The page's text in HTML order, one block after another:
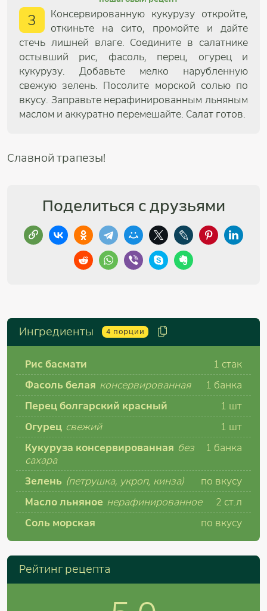
3
Консервированную кукурузу откройте,
откиньте на сито, промойте и дайте
стечь лишней влаге. Соедините в салатнике
остывший рис, фасоль, перец, огурец и
кукурузу. Добавьте мелко нарубленную
свежую зелень. Посолите морской солью по
вкусу. Заправьте нерафинированным льняным
маслом и аккуратно перемешайте. Салат готов.
Славной трапезы!
Поделиться с друзьями
Ингредиенты 4 порции
Рис басмати 1 стак
Фасоль белая консервированная 1 банка
Перец болгарский красный
1 шт
Огурец свежий 1 шт
Кукуруза консервированная без
сахара
1 банка
Зелень (петрушка, укроп, кинза)
по вкусу
Масло льняное нерафинированное 2 ст.л
Соль морская
по вкусу
Рейтинг рецепта